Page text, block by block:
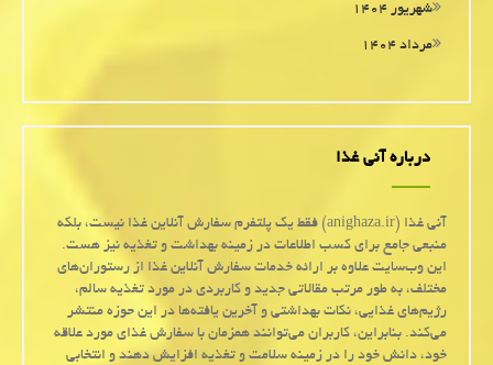
شهریور ۱۴۰۴
مرداد ۱۴۰۴
درباره آنی غذا
آنی غذا (anighaza.ir) فقط یک پلتفرم سفارش آنلاین غذا نیست، بلکه
منبعی جامع برای کسب اطلاعات در زمینه بهداشت و تغذیه نیز هست.
این وب‌سایت علاوه بر ارائه خدمات سفارش آنلاین غذا از رستوران‌های
مختلف، به طور مرتب مقالاتی جدید و کاربردی در مورد تغذیه سالم،
رژیم‌های غذایی، نکات بهداشتی و آخرین یافته‌ها در این حوزه منتشر
می‌کند. بنابراین، کاربران می‌توانند همزمان با سفارش غذای مورد علاقه
خود، دانش خود را در زمینه سلامت و تغذیه افزایش دهند و انتخابی